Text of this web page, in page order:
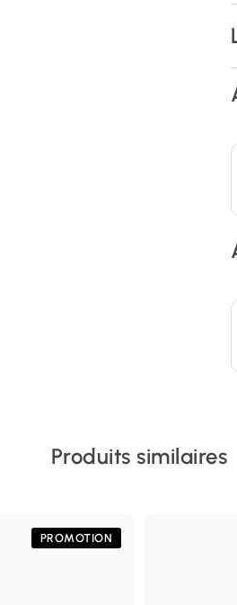
Produits similaires
PROMOTION